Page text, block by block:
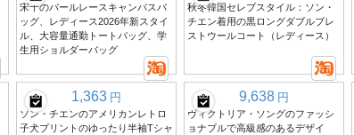
宋千のパールレースキャンバスバ
ッグ、レディース2026年新スタイ
ル、大容量通勤トートバッグ、学
生用ショルダーバッグ
秋冬韓国セレブスタイル：ソン・
チエン着用の黒ロングダブルブレ
ストウールコート（レディース）
1,363 円
ソン・チエンのアメリカンレトロ
子犬プリントのゆったり半袖Tシャ
9,638 円
ヴィクトリア・ソングのファッシ
ョナブルで高級感のあるデザイ